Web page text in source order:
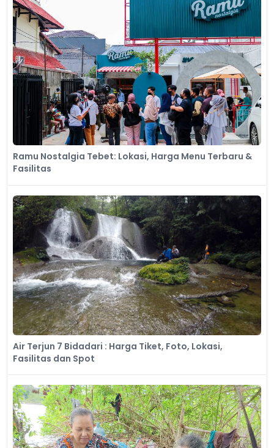
Ramu Nostalgia Tebet: Lokasi, Harga Menu Terbaru &
Fasilitas
Air Terjun 7 Bidadari : Harga Tiket, Foto, Lokasi,
Fasilitas dan Spot